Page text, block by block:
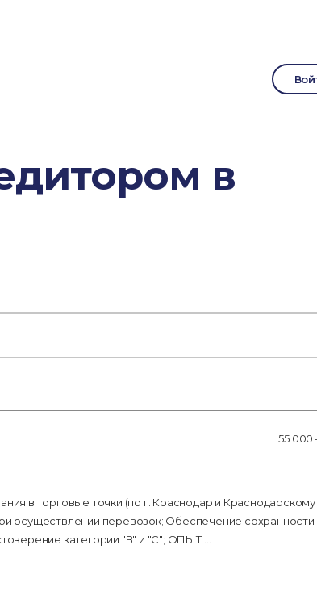
в
55 000
в торговые точки (по г. Краснодар и
осуществлении перевозок; Обеспечение сохранности
категории "В" и "С"; ОПЫТ …